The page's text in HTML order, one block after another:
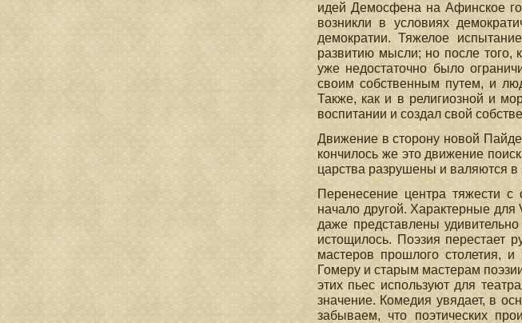
идей Демосфена на Афинское
возникли в условиях
демократии. Тяжелое
развитию мысли; но после того,
уже недостаточно было
своим собственным путем, и
Также, как и в религиозной и
воспитании и создал свой
Движение в сторону новой
кончилось же это движение
царства разрушены и валяются
Перенесение центра тяжести
начало другой. Характерные
даже представлены
истощилось. Поэзия перестает
мастеров прошлого столетия,
Гомеру и старым мастерам
этих пьес используют для
значение. Комедия увядает, в
забываем, что поэтических